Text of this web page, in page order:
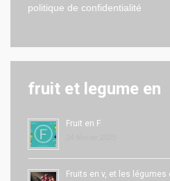
politique de confidentialité
fruit et legume en
Fruit en F
Fruits en v, et les légumes